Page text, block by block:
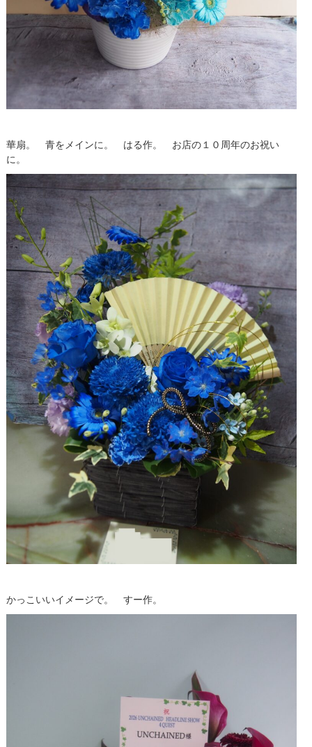
華扇。 青をメインに。 はる作。 お店の１０周年のお祝い
に。
かっこいいイメージで。 すー作。